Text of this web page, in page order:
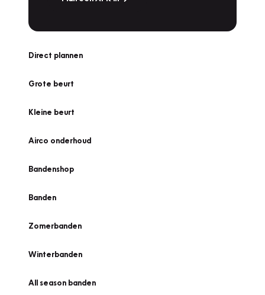
Direct plannen
Grote beurt
Kleine beurt
Airco onderhoud
Bandenshop
Banden
Zomerbanden
Winterbanden
All season banden